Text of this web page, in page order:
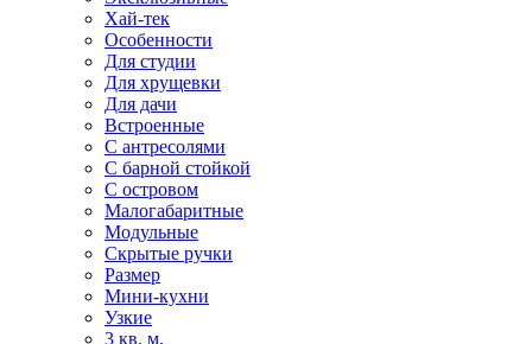
Хай-тек
Особенности
Для студии
Для хрущевки
Для дачи
Встроенные
С антресолями
С барной стойкой
С островом
Малогабаритные
Модульные
Скрытые ручки
Размер
Мини-кухни
Узкие
3 кв. м.